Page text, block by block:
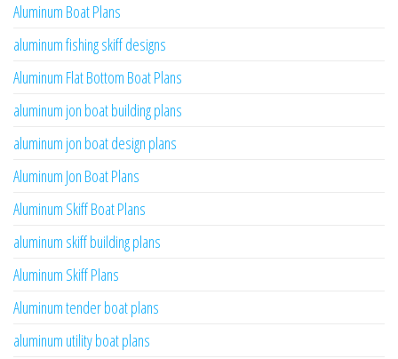
Aluminum Boat Plans
aluminum fishing skiff designs
Aluminum Flat Bottom Boat Plans
aluminum jon boat building plans
aluminum jon boat design plans
Aluminum Jon Boat Plans
Aluminum Skiff Boat Plans
aluminum skiff building plans
Aluminum Skiff Plans
Aluminum tender boat plans
aluminum utility boat plans